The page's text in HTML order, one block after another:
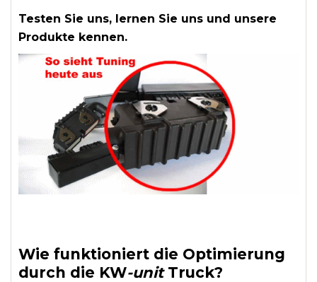
Testen Sie uns, lernen Sie uns und unsere
Produkte kennen.
Wie funktioniert die Optimierung
durch die KW-unit Truck?